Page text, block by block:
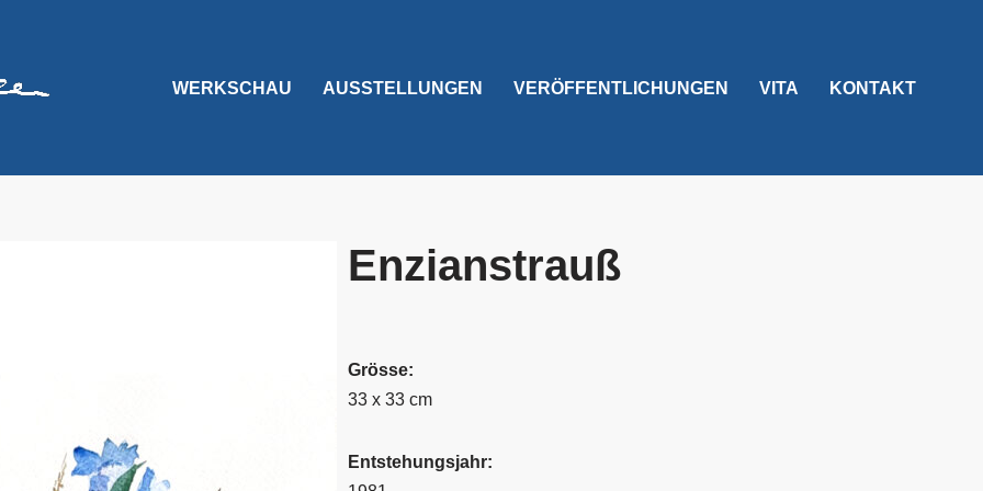
WERKSCHAU AUSSTELLUNGEN VERÖFFENTLICHUNGEN VITA KONTAKT
Enzianstrauß
Grösse:
33 x 33 cm
Entstehungsjahr: